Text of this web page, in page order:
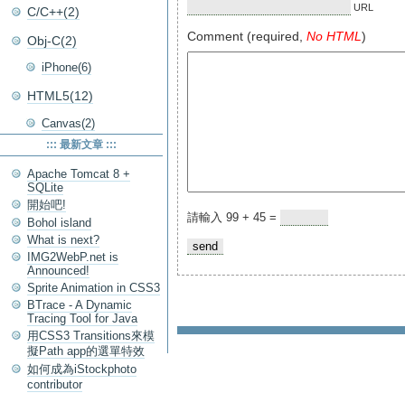
URL
Comment (required, No HTML )
請輸入 99 + 45 =
C/C++(2)
Obj-C(2)
iPhone(6)
HTML5(12)
Canvas(2)
::: 最新文章 :::
Apache Tomcat 8 +
SQLite
開始吧!
Bohol island
What is next?
IMG2WebP.net is
Announced!
Sprite Animation in CSS3
BTrace - A Dynamic
Tracing Tool for Java
用CSS3 Transitions來模
擬Path app的選單特效
如何成為iStockphoto
contributor